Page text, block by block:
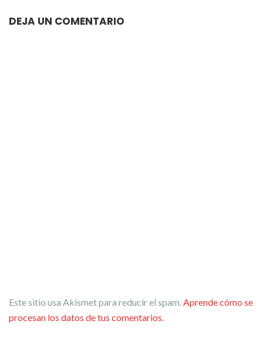
DEJA UN COMENTARIO
Este sitio usa Akismet para reducir el spam.Aprende cómo se
procesan los datos de tus comentarios.